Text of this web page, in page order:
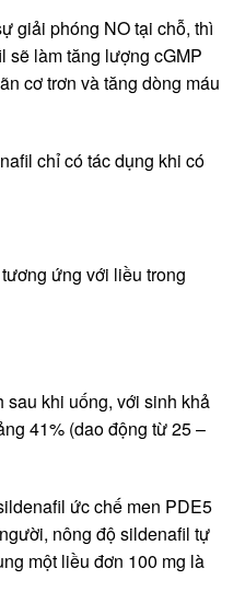
giải phóng NO tại chỗ, thì
sẽ làm tăng lượng cGMP
cơ trơn và tăng dòng máu
chỉ có tác dụng khi có
ứng với liều trong
khi uống, với sinh khả
41% (dao động từ 25 –
ức chế men PDE5
nông độ sildenafil tự
một liều đơn 100 mg là